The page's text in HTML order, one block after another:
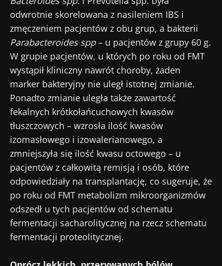
odwrotnie skorelowana z nasileniem IBS i
zmęczeniem pacjentów z obu grup, a bakterii
Parabacteroides spp– u pacjentów z grupy 60 g.
W grupie pacjentów, u których po roku od FMT
wystąpił kliniczny nawrót choroby, żaden
marker bakteryjny nie uległ istotnej zmianie.
Ponadto zmianie uległa także zawartość
fekalnych krótkołańcuchowych kwasów
tłuszczowych – wzrosła ilość kwasów
izomasłowego i izowalerianowego, a
zmniejszyła się ilość kwasu octowego – u
pacjentów z całkowitą remisją i osób, które
odpowiedziały na transplantację, co sugeruje, że
po roku od FMT metabolizm mikroorganizmów
odszedł u tych pacjentów od schematu
fermentacji sacharolitycznej na rzecz schematu
fermentacji proteolitycznej.
Przekierowanie
Zamierzasz przekierować i opuszczać naszą
stronę internetową
Zostać przekierowany
Pobyt na stronie internetowej Instytutu
Microbiota BioCodex
Bądź na bieżąco
Dołącz do społeczności mikrobioty dla
pracowników ochrony zdrowia i odbieraj
„Microbiota Digest” i „Magazyn dla
pracowników służby zdrowia”, aby być na
bieżąco z najnowszymi informacjami o
mikrobiocie.
Chcę zaprenumerować inne wiadomości z
Biocodexu
Zapoznałem się i akceptujęogólne warunki
korzystania
polityka ochrony danych
osobowychBiocodex Microbiota Institute.
mikrobiocie.
Chcę zaprenumerować inne wiadomości z
Biocodexu
Zapoznałem się i akceptujęogólne warunki
korzystaniaipolityka ochrony danych
osobowychBiocodex Microbiota Institute.
* Pole obowiązkowe
BMI 20-35
Więcej informacji